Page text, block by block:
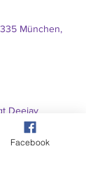
München,
Deejay
für die
ihr
Facebook